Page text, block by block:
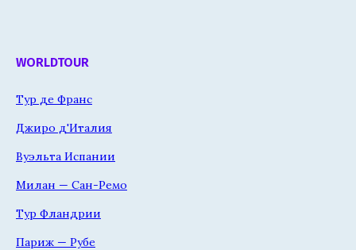
WORLDTOUR
Тур де Франс
Джиро д'Италия
Вуэльта Испании
Милан — Сан-Ремо
Тур Фландрии
Париж — Рубе